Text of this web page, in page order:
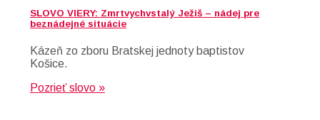
SLOVO VIERY: Zmrtvychvstalý Ježiš – nádej pre
beznádejné situácie
Kázeň zo zboru Bratskej jednoty baptistov
Košice.
Pozrieť slovo »